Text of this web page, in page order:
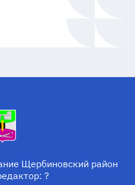
Щербиновский район
?